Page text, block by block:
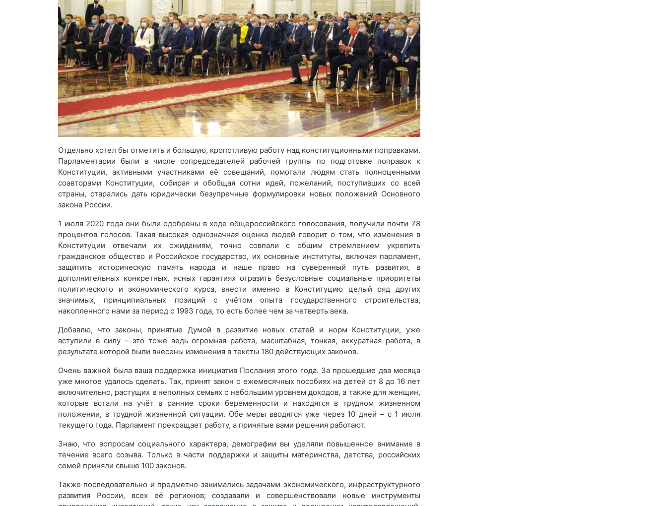
Отдельно хотел бы отметить и большую, кропотливую работу над конституционными поправками.
Парламентарии были в числе сопредседателей рабочей группы по подготовке поправок к
Конституции, активными участниками её совещаний, помогали людям стать полноценными
соавторами Конституции, собирая и обобщая сотни идей, пожеланий, поступивших со всей
страны, старались дать юридически безупречные формулировки новых положений Основного
закона России.
1 июля 2020 года они были одобрены в ходе общероссийского голосования, получили почти 78
процентов голосов. Такая высокая однозначная оценка людей говорит о том, что изменения в
Конституции отвечали их ожиданиям, точно совпали с общим стремлением укрепить
гражданское общество и Российское государство, их основные институты, включая парламент,
защитить историческую память народа и наше право на суверенный путь развития, в
дополнительных конкретных, ясных гарантиях отразить безусловные социальные приоритеты
политического и экономического курса, внести именно в Конституцию целый ряд других
значимых, принципиальных позиций с учётом опыта государственного строительства,
накопленного нами за период с 1993 года, то есть более чем за четверть века.
Добавлю, что законы, принятые Думой в развитие новых статей и норм Конституции, уже
вступили в силу – это тоже ведь огромная работа, масштабная, тонкая, аккуратная работа, в
результате которой были внесены изменения в тексты 180 действующих законов.
Очень важной была ваша поддержка инициатив Послания этого года. За прошедшие два месяца
уже многое удалось сделать. Так, принят закон о ежемесячных пособиях на детей от 8 до 16 лет
включительно, растущих в неполных семьях с небольшим уровнем доходов, а также для женщин,
которые встали на учёт в ранние сроки беременности и находятся в трудном жизненном
положении, в трудной жизненной ситуации. Обе меры вводятся уже через 10 дней – с 1 июля
текущего года. Парламент прекращает работу, а принятые вами решения работают.
Знаю, что вопросам социального характера, демографии вы уделяли повышенное внимание в
течение всего созыва. Только в части поддержки и защиты материнства, детства, российских
семей приняли свыше 100 законов.
Также последовательно и предметно занимались задачами экономического, инфраструктурного
развития России, всех её регионов; создавали и совершенствовали новые инструменты